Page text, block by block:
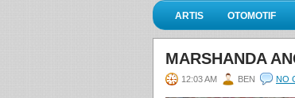
ARTIS OTOMOTIF
MARSHANDA
12:03 AM BEN NO